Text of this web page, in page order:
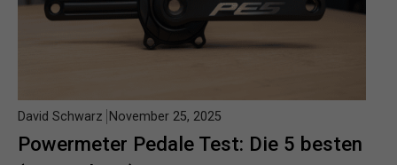
Powermeter Pedale Test: Die 5 besten
David Schwarz November 25, 2025